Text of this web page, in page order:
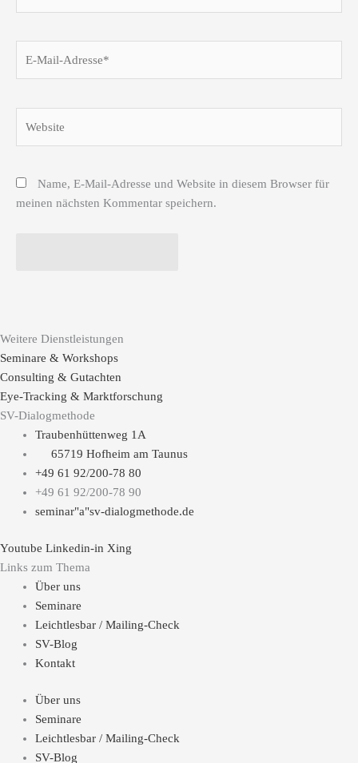
Name, E-Mail-Adresse und Website in diesem Browser für
meinen nächsten Kommentar speichern.
Weitere Dienstleistungen
Seminare & Workshops
Consulting & Gutachten
Eye-Tracking & Marktforschung
SV-Dialogmethode
Traubenhüttenweg 1A
65719 Hofheim am Taunus
+49 61 92/200-78 80
+49 61 92/200-78 90
seminar"a"sv-dialogmethode.de
Youtube Linkedin-in Xing
Links zum Thema
Über uns
Seminare
Leichtlesbar / Mailing-Check
SV-Blog
Kontakt
Über uns
Seminare
Leichtlesbar / Mailing-Check
SV-Blog